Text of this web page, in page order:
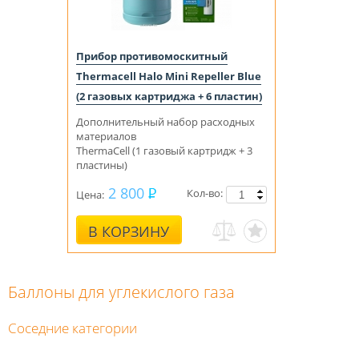
Прибор противомоскитный
Thermacell Halo Mini Repeller Blue
(2 газовых картриджа + 6 пластин)
Дополнительный набор расходных
материалов
ThermaCell (1 газовый картридж + 3
пластины)
Цена: 2 800
В КОРЗИНУ
Кол-во:
Баллоны для углекислого газа
Соседние категории